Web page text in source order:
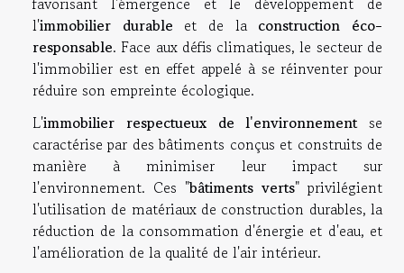
l'immobilier durable et de la construction éco-
responsable. Face aux défis climatiques, le secteur de
l'immobilier est en effet appelé à se réinventer pour
réduire son empreinte écologique.
L'immobilier respectueux de l'environnementse
caractérise par des bâtiments conçus et construits de
manière à minimiser leur impact sur
l'environnement. Ces "bâtiments verts" privilégient
l'utilisation de matériaux de construction durables, la
réduction de la consommation d'énergie et d'eau, et
l'amélioration de la qualité de l'air intérieur.